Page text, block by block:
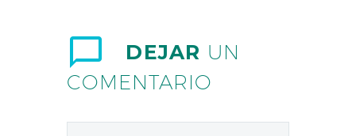
DEJAR UN
COMENTARIO